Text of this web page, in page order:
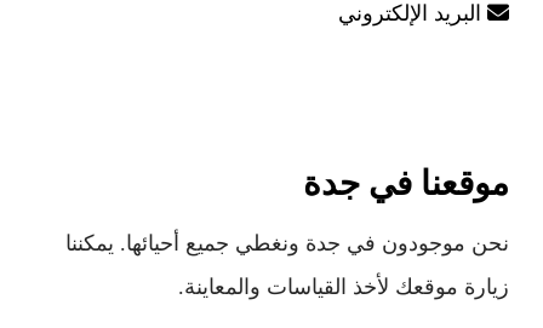
البريد الإلكتروني
موقعنا في جدة
نحن موجودون في جدة ونغطي جميع أحيائها. يمكننا
زيارة موقعك لأخذ القياسات والمعاينة.